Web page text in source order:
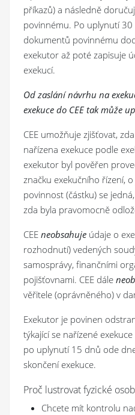
příkazů) a následně
povinnému. Po uplynutí
dokumentů povinnému
exekutor až poté zapisuje
exekucí.
Od zaslání návrhu na
exekuce do CEE tak může
CEE umožňuje zjišťovat,
nařízena exekuce podle
exekutor byl pověřen
značku exekučního řízení,
povinnost (částku) se
zda byla pravomocně
CEE neobsahuje údaje o
rozhodnutí) vedených
samosprávy, finančními
pojišťovnami. CEE dále
věřitele (oprávněného) v
Exekutor je povinen
týkající se nařízené
po uplynutí 15 dnů ode
skončení exekuce.
Proč lustrovat fyzické
Chcete mít kontrolu